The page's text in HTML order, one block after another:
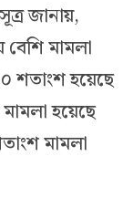
জানায়,
মামলা
শতাংশ হয়েছে
হয়েছে
মামলা